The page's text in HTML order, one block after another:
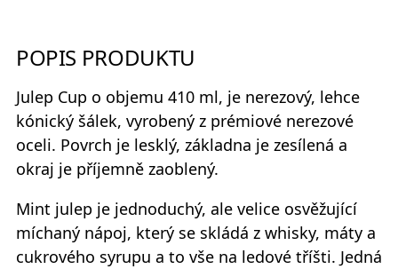
POPIS PRODUKTU
Julep Cup o objemu 410 ml, je nerezový, lehce
kónický šálek, vyrobený z prémiové nerezové
oceli. Povrch je lesklý, základna je zesílená a
okraj je příjemně zaoblený.
Mint julep je jednoduchý, ale velice osvěžující
míchaný nápoj, který se skládá z whisky, máty a
cukrového syrupu a to vše na ledové tříšti. Jedná